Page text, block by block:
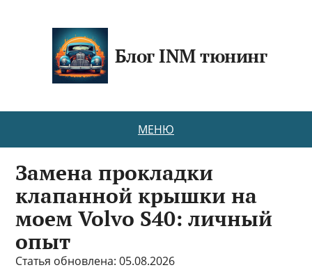
Блог INM тюнинг
МЕНЮ
Замена прокладки
клапанной крышки на
моем Volvo S40: личный
опыт
Статья обновлена: 05.08.2026